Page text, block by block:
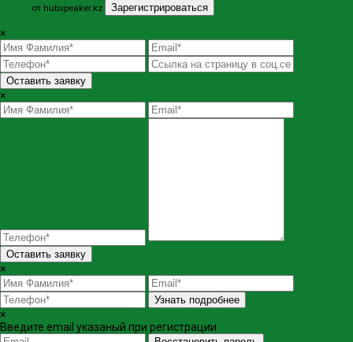
от hubspeaker.kz
Зарегистрироваться
×
Оставить заявку
×
Оставить заявку
×
Узнать подробнее
×
Введите email указаный при регистрации